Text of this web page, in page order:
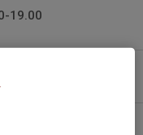
19.00
mars kl. 18-19